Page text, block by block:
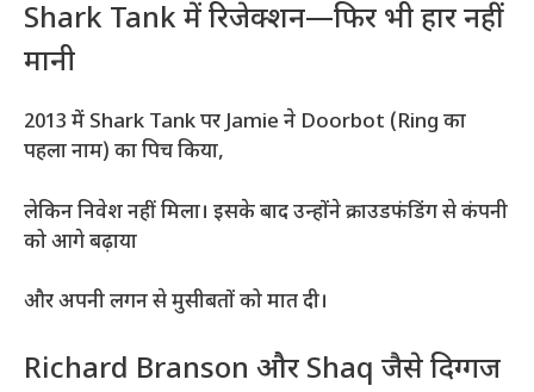
Shark Tank में रिजेक्शन—फिर भी हार नहीं
मानी
2013 में Shark Tank पर Jamie ने Doorbot (Ring का
पहला नाम) का पिच किया,
लेकिन निवेश नहीं मिला। इसके बाद उन्होंने क्राउडफंडिंग से कंपनी
को आगे बढ़ाया
और अपनी लगन से मुसीबतों को मात दी।
Richard Branson और Shaq जैसे दिग्गज